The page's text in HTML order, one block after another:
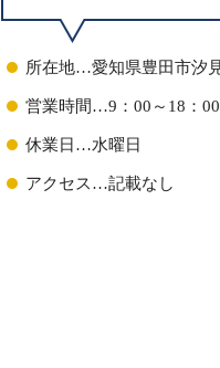
所在地…愛知県豊田市汐
営業時間…9：00～18：00
休業日…水曜日
アクセス…記載なし